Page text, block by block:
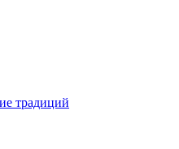
традиций